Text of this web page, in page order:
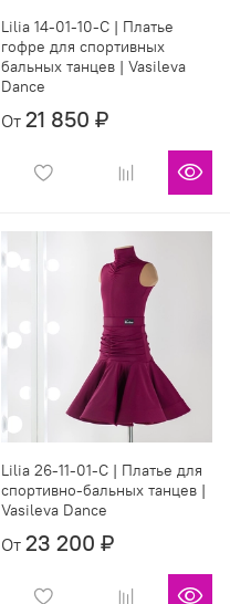
Lilia 14-01-10-С | Платье
гофре для спортивных
бальных танцев | Vasileva
Dance
От 21 850 ₽
Lilia 26-11-01-С | Платье для
спортивно-бальных танцев |
Vasileva Dance
От 23 200 ₽